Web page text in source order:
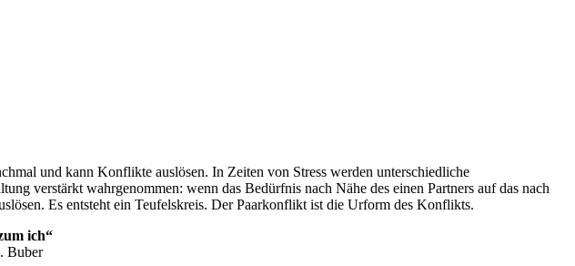
und kann Konflikte auslösen. In Zeiten von Stress werden unterschiedliche
verstärkt wahrgenommen: wenn das Bedürfnis nach Nähe des einen Partners auf das nach
Es entsteht ein Teufelskreis. Der Paarkonflikt ist die Urform des Konflikts.
ich“